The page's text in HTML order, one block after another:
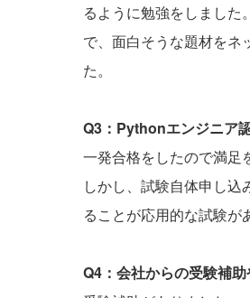
るように勉強をしまし
で、面白そうな題材をネ
た。
Q3：Pythonエンジニア
一発合格をしたので満足
しかし、試験自体申し
ることが応用的な試験が
Q4：会社からの受験補